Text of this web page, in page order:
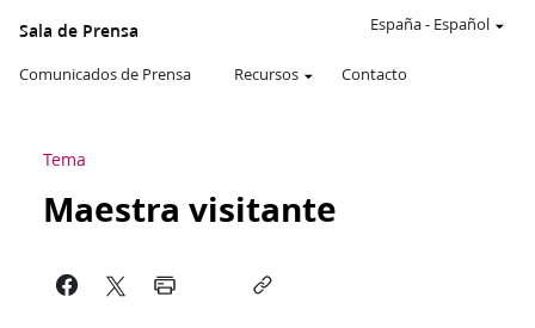
Sala de Prensa
Comunicados de Prensa Recursos Contacto
España- Español
Tema
Maestra visitante